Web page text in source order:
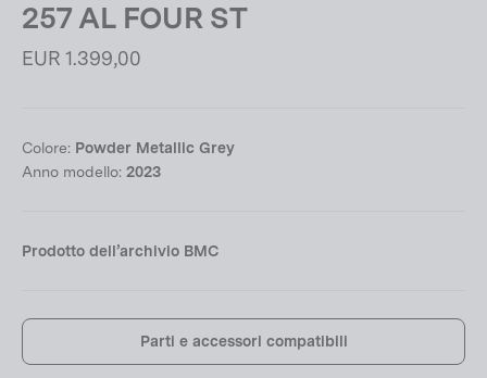
257 AL FOUR ST
Prezzo
EUR 1.399,00
Colore: Powder Metallic Grey
Anno modello: 2023
Prodotto dell’archivio BMC
Parti e accessori compatibili